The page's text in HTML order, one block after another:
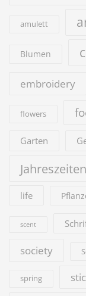
amulett
Blumen
embroidery
flowers
Garten
Jahreszeiten
life
scent
society
spring